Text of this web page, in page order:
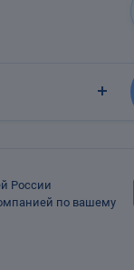
России
по вашему